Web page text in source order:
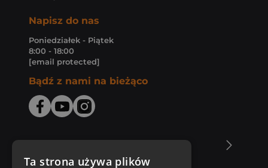
Napisz do nas
Poniedziałek - Piątek
8:00 - 18:00
[email protected]
Bądź z nami na bieżąco
Ta strona używa plików